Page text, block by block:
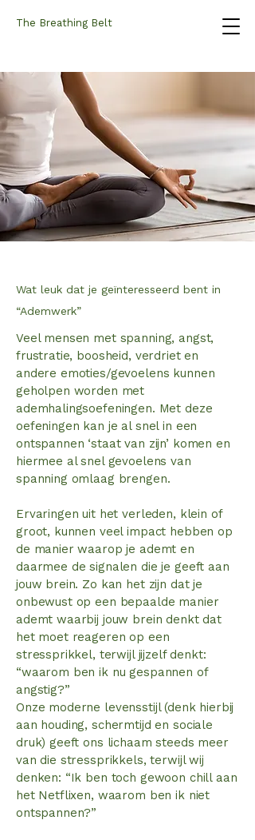
The Breathing Belt
Wat leuk dat je geïnteresseerd bent in
“Ademwerk”
Veel mensen met spanning, angst,
frustratie, boosheid, verdriet en
andere emoties/gevoelens kunnen
geholpen worden met
ademhalingsoefeningen. Met deze
oefeningen kan je al snel in een
ontspannen ‘staat van zijn’ komen en
hiermee al snel gevoelens van
spanning omlaag brengen.
Ervaringen uit het verleden, klein of
groot, kunnen veel impact hebben op
de manier waarop je ademt en
daarmee de signalen die je geeft aan
jouw brein. Zo kan het zijn dat je
onbewust op een bepaalde manier
ademt waarbij jouw brein denkt dat
het moet reageren op een
stressprikkel, terwijl jijzelf denkt:
“waarom ben ik nu gespannen of
angstig?”
Onze moderne levensstijl (denk hierbij
aan houding, schermtijd en sociale
druk) geeft ons lichaam steeds meer
van die stressprikkels, terwijl wij
denken: “Ik ben toch gewoon chill aan
het Netflixen, waarom ben ik niet
ontspannen?”